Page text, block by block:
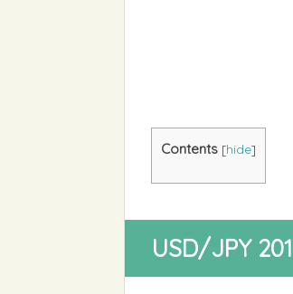
Contents [hide]
USD/JPY